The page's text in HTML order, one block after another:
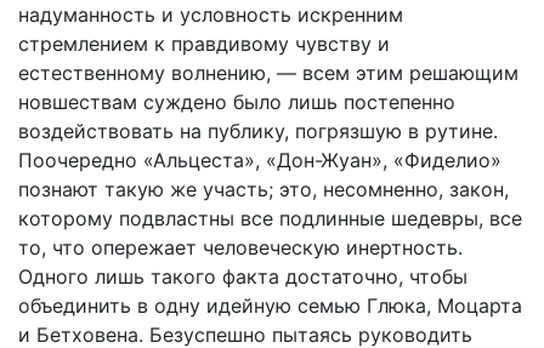
надуманность и условность искренним
стремлением к правдивому чувству и
естественному волнению, — всем этим решающим
новшествам суждено было лишь постепенно
воздействовать на публику, погрязшую в рутине.
Поочередно «Альцеста», «Дон-Жуан», «Фиделио»
познают такую же участь; это, несомненно, закон,
которому подвластны все подлинные шедевры, все
то, что опережает человеческую инертность.
Одного лишь такого факта достаточно, чтобы
объединить в одну идейную семью Глюка, Моцарта
и Бетховена. Безуспешно пытаясь руководить